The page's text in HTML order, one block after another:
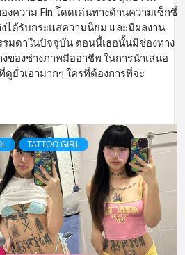
งความ Fin โดดเด่นทางด้านความเซ็กซี่
ได้รับกระแสความนิยม และมีผลงาน
มดาในปัจจุบัน ตอนนี้เธอนั้นมีช่องทาง
ของช่างภาพมืออาชีพ ในการนำเสนอ
ดูยั่วเอามากๆ ใครที่ต้องการที่จะ
TATTOO GIRL